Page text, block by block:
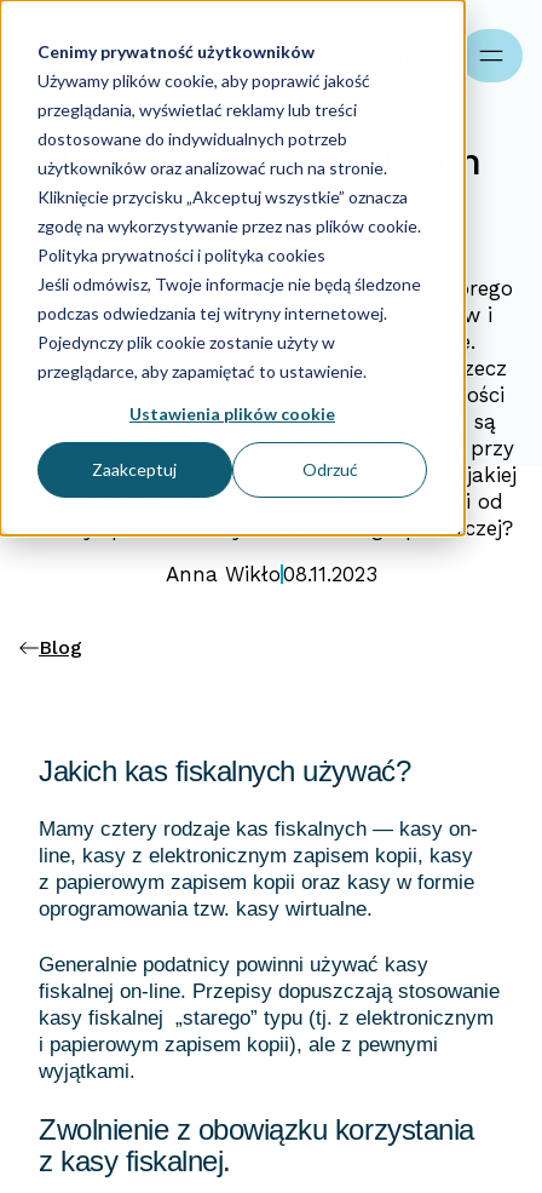
Cenimy prywatność użytkowników
Używamy plików cookie, aby poprawić jakość
przeglądania, wyświetlać reklamy lub treści
dostosowane do indywidualnych potrzeb
użytkowników oraz analizować ruch na stronie.
Kliknięcie przycisku „Akceptuj wszystkie” oznacza
zgodę na wykorzystywanie przez nas plików cookie.
Polityka prywatności i polityka cookies
Jeśli odmówisz, Twoje informacje nie będą śledzone
podczas odwiedzania tej witryny internetowej.
Pojedynczy plik cookie zostanie użyty w
przeglądarce, aby zapamiętać to ustawienie.
Ustawienia plików cookie
Zaakceptuj Odrzuć
Rodzaje kas fiskalnych
08.11.2023
Kasa fiskalna to urządzenie, za pomocą którego
można ewidencjonować sprzedaż towarów i
usług oferowanych przez przedsiębiorcę.
Podatnicy, którzy dokonują sprzedaży na rzecz
osób fizycznych nieprowadzących działalności
gospodarczej oraz rolników ryczałtowych, są
obowiązani prowadzić ewidencję sprzedaży przy
zastosowaniu kas rejestrujących. Czy wiesz, jakiej
kasy fiskalnej możesz używać w zależności od
rodzaju prowadzonej działalności gospodarczej?
Anna Wikło08.11.2023
Blog
Jakich kas fiskalnych używać?
Mamy cztery rodzaje kas fiskalnych — kasy on-
line, kasy z elektronicznym zapisem kopii, kasy
z papierowym zapisem kopii oraz kasy w formie
oprogramowania tzw. kasy wirtualne.
Generalnie podatnicy powinni używać kasy
fiskalnej on-line. Przepisy dopuszczają stosowanie
kasy fiskalnej „starego” typu (tj. z elektronicznym
i papierowym zapisem kopii), ale z pewnymi
wyjątkami.
Zwolnienie z obowiązku korzystania
z kasy fiskalnej.